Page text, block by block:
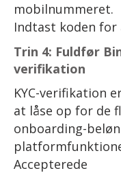
mobilnummeret.
Indtast koden
Trin 4: Fuldfør
verifikation
KYC-verifikation
at låse op for de
onboarding-
Accepterede